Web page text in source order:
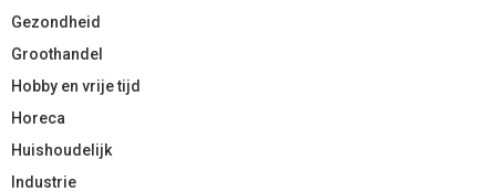
Gezondheid
Groothandel
Hobby en vrije tijd
Horeca
Huishoudelijk
Industrie